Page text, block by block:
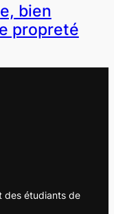
bien
propreté
des étudiants de